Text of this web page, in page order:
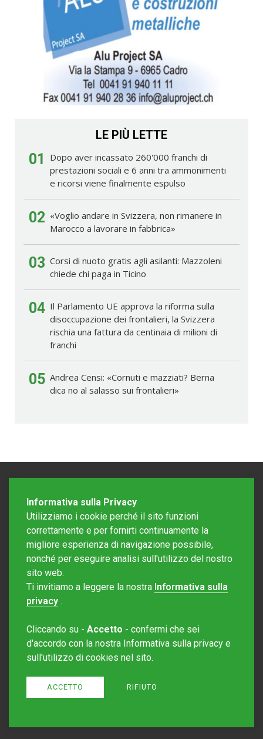
LE PIÙ LETTE
01
Dopo aver incassato 260'000 franchi di
prestazioni sociali e 6 anni tra ammonimenti
e ricorsi viene finalmente espulso
02 «Voglio andare in Svizzera, non rimanere in
Marocco a lavorare in fabbrica»
03 Corsi di nuoto gratis agli asilanti: Mazzoleni
chiede chi paga in Ticino
04 Il Parlamento UE approva la riforma sulla
disoccupazione dei frontalieri, la Svizzera
rischia una fattura da centinaia di milioni di
franchi
05 Andrea Censi: «Cornuti e mazziati? Berna
dica no al salasso sui frontalieri»
Editore Rotostampa SA
Sito creato daRedesign
Informativa sulla Privacy
Utilizziamo i cookie perché il sito funzioni
correttamente e per fornirti continuamente la
migliore esperienza di navigazione possibile,
nonché per eseguire analisi sull'utilizzo del nostro
sito web.
Ti invitiamo a leggere la nostra Informativa sulla
privacy .
Cliccando su - Accetto - confermi che sei
d'accordo con la nostra Informativa sulla privacy e
sull'utilizzo di cookies nel sito.
ACCETTO RIFIUTO